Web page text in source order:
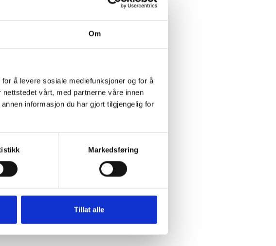
Om
å levere sosiale mediefunksjoner og for å
vårt, med partnerne våre innen
informasjon du har gjort tilgjengelig for
Markedsføring
Tillat alle
(KiNS) sitt formål er å bidra til økt
føre kontroll med at personvernregelverket
tjenester
IKS